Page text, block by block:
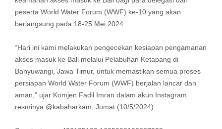
peserta World Water Forum (WWF) ke-10 yang akan
berlangsung pada 18-25 Mei 2024.
“Hari ini kami melakukan pengecekan kesiapan pengamanan
akses masuk ke Bali melalui Pelabuhan Ketapang di
Banyuwangi, Jawa Timur, untuk memastikan semua proses
persiapan World Water Forum (WWF) berjalan lancar dan
aman,” ujar Komjen Fadil Imran dalam akun Instagram
resminya @kabaharkam, Jumat (10/5/2024).